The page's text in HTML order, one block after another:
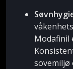
Modafinil
sovemiljø